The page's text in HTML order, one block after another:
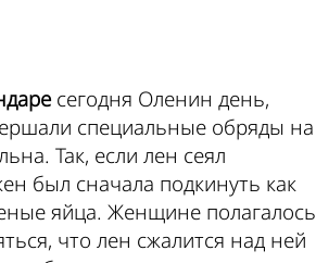
сегодня Оленин день,
специальные обряды на
Так, если лен сеял
был сначала подкинуть как
яйца. Женщине полагалось
что лен сжалится над ней